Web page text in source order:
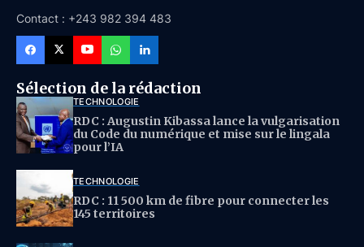
Contact : +243 982 394 483
Sélection de la rédaction
TECHNOLOGIE
RDC : Augustin Kibassa lance la vulgarisation
du Code du numérique et mise sur le lingala
pour l’IA
TECHNOLOGIE
RDC : 11 500 km de fibre pour connecter les
145 territoires